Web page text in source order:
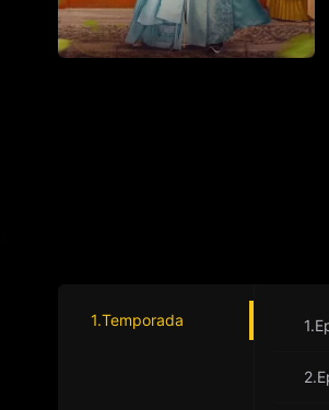
1.Temporada